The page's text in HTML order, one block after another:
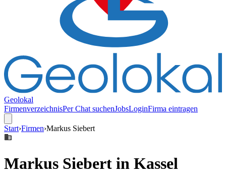
Geolokal
FirmenverzeichnisPer Chat suchenJobsLoginFirma eintragen
Start›Firmen›Markus Siebert
Markus Siebert in Kassel